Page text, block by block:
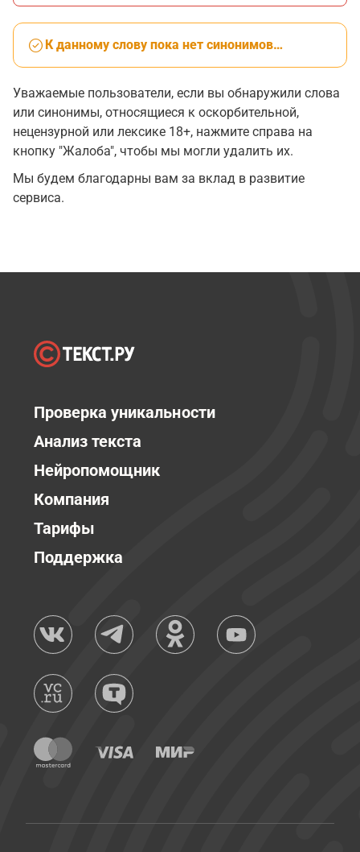
К данному слову пока нет синонимов…
Уважаемые пользователи, если вы обнаружили слова
или синонимы, относящиеся к оскорбительной,
нецензурной или лексике 18+, нажмите справа на
кнопку "Жалоба", чтобы мы могли удалить их.
Мы будем благодарны вам за вклад в развитие
сервиса.
Проверка уникальности
Анализ текста
Нейропомощник
Компания
Тарифы
Поддержка